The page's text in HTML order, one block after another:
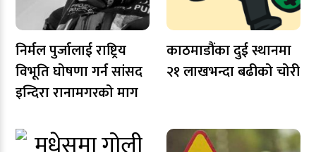
निर्मल पुर्जालाई राष्ट्रिय
विभूति घोषणा गर्न सांसद
इन्दिरा रानामगरको माग
काठमाडौंका दुई स्थानमा
२१ लाखभन्दा बढीको चोरी